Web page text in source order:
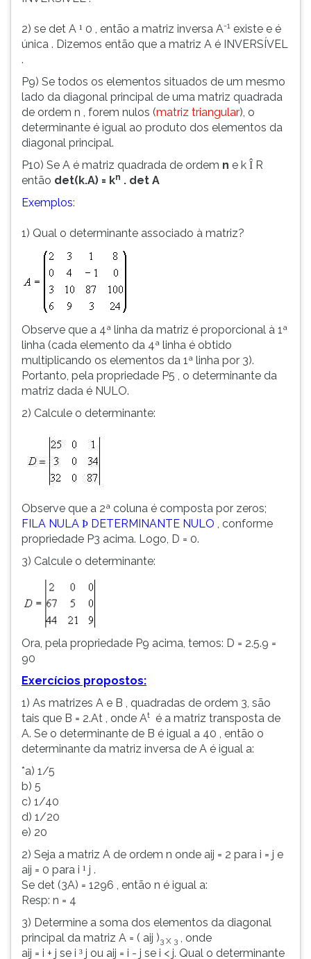
2) se det A ¹ 0 , então a matriz inversa A-1 existe e é
única . Dizemos então que a matriz A é INVERSÍVEL
.
P9) Se todos os elementos situados de um mesmo
lado da diagonal principal de uma matriz quadrada
de ordem n , forem nulos (matriz triangular), o
determinante é igual ao produto dos elementos da
diagonal principal.
P10) Se A é matriz quadrada de ordem n e k Î R
então det(k.A) = kn . det A
Exemplos:
1) Qual o determinante associado à matriz?
Observe que a 4ª linha da matriz é proporcional à 1ª
linha (cada elemento da 4ª linha é obtido
multiplicando os elementos da 1ª linha por 3).
Portanto, pela propriedade P5 , o determinante da
matriz dada é NULO.
2) Calcule o determinante:
Observe que a 2ª coluna é composta por zeros;
FILA NULA Þ DETERMINANTE NULO , conforme
propriedade P3 acima. Logo, D = 0.
3) Calcule o determinante:
Ora, pela propriedade P9 acima, temos: D = 2.5.9 =
90
Exercícios propostos:
1) As matrizes A e B , quadradas de ordem 3, são
tais que B = 2.At , onde At é a matriz transposta de
A. Se o determinante de B é igual a 40 , então o
determinante da matriz inversa de A é igual a:
*a) 1/5
b) 5
c) 1/40
d) 1/20
e) 20
2) Seja a matriz A de ordem n onde aij = 2 para i = j e
aij = 0 para i ¹ j .
Se det (3A) = 1296 , então n é igual a:
Resp: n = 4
3) Determine a soma dos elementos da diagonal
principal da matriz A = ( aij )3 X 3 , onde
aij = i + j se i ³ j ou aij = i - j se i < j. Qual o determinante